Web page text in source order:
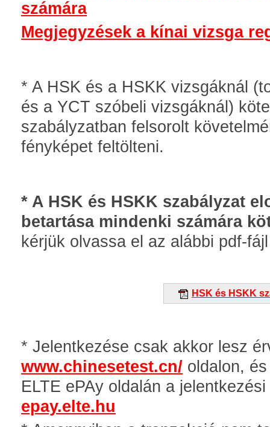
számára
Megjegyzések a kínai vizsga
* A HSK és a HSKK vizsgáknál
és a YCT szóbeli vizsgáknál)
szabályzatban felsorolt
fényképet feltölteni.
* A HSK és HSKK szabályzat
betartása mindenki számára
kérjük olvassa el az alábbi pdf-
HSK és HSKK
* Jelentkezése csak akkor lesz
www.chinesetest.cn/ oldalon,
ELTE ePAy oldalán a
epay.elte.hu